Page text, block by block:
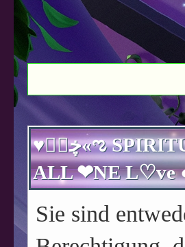
♥ڿڰۣ«ಌ SPIRITUELLE Я Ξ √ Ω L U T ↑ ☼ N - Forum - WE ARE
Sie sind